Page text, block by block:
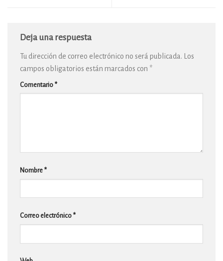
Deja una respuesta
Tu dirección de correo electrónico no será publicada. Los
campos obligatorios están marcados con *
Comentario *
Nombre *
Correo electrónico *